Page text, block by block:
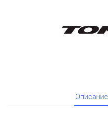
Описание